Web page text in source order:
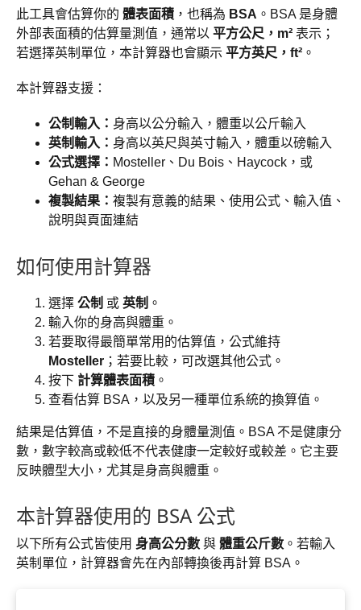
此工具會估算你的 體表面積 ，也稱為 BSA 。BSA 是身體
外部表面積的估算量測值，通常以 平方公尺，m² 表示；
若選擇英制單位，本計算器也會顯示 平方英尺，ft² 。
本計算器支援：
公制輸入： 身高以公分輸入，體重以公斤輸入
英制輸入： 身高以英尺與英寸輸入，體重以磅輸入
公式選擇： Mosteller、Du Bois、Haycock，或
Gehan & George
複製結果： 複製有意義的結果、使用公式、輸入值、
說明與頁面連結
如何使用計算器
選擇 公制 或 英制 。
輸入你的身高與體重。
若要取得最簡單常用的估算值，公式維持
Mosteller ；若要比較，可改選其他公式。
按下 計算體表面積 。
查看估算 BSA，以及另一種單位系統的換算值。
結果是估算值，不是直接的身體量測值。BSA 不是健康分
數，數字較高或較低不代表健康一定較好或較差。它主要
反映體型大小，尤其是身高與體重。
本計算器使用的 BSA 公式
以下所有公式皆使用 身高公分數 與 體重公斤數 。若輸入
英制單位，計算器會先在內部轉換後再計算 BSA。